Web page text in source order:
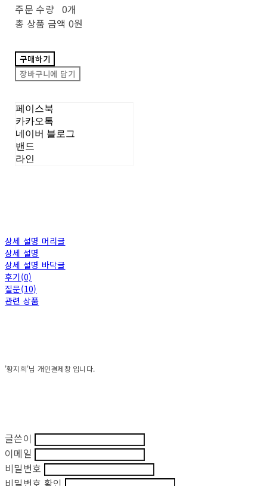
주문 수량 0개
총 상품 금액 0원
구매하기
장바구니에 담기
페이스북
카카오톡
네이버 블로그
밴드
라인
상세 설명 머리글
상세 설명
상세 설명 바닥글
후기(0)
질문(10)
관련 상품
'황지희'님 개인결제창 입니다.
글쓴이
이메일
비밀번호
비밀번호 확인